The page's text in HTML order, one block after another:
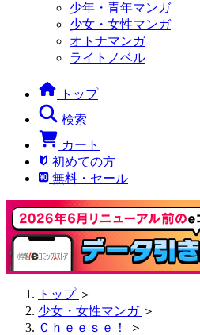
少年・青年マンガ
少女・女性マンガ
オトナマンガ
ライトノベル
トップ
検索
カート
初めての方
無料・セール
トップ ＞
少女・女性マンガ ＞
Ｃｈｅｅｓｅ！
＞